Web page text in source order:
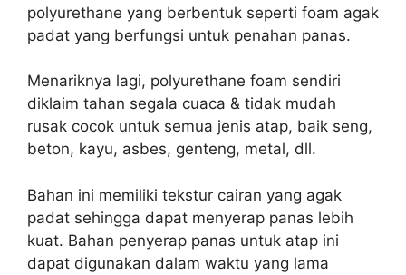
polyurethane yang berbentuk seperti foam agak
padat yang berfungsi untuk penahan panas.
Menariknya lagi, polyurethane foam sendiri
diklaim tahan segala cuaca & tidak mudah
rusak cocok untuk semua jenis atap, baik seng,
beton, kayu, asbes, genteng, metal, dll.
Bahan ini memiliki tekstur cairan yang agak
padat sehingga dapat menyerap panas lebih
kuat. Bahan penyerap panas untuk atap ini
dapat digunakan dalam waktu yang lama